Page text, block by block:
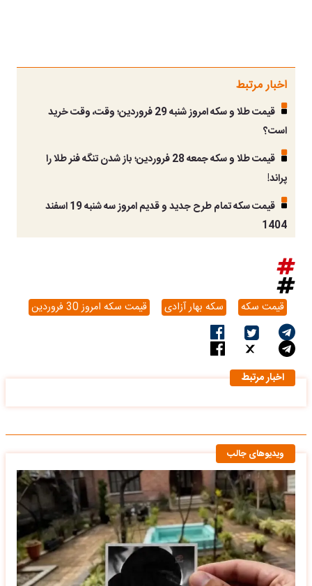
اخبار مرتبط
قیمت طلا و سکه امروز شنبه 29 فروردین؛ وقت، وقت خرید
است؟
قیمت طلا و سکه جمعه 28 فروردین؛ باز شدن تنگه فنر طلا را
پراند!
قیمت سکه تمام طرح جدید و قدیم امروز سه شنبه 19 اسفند
1404
قیمت سکه سکه بهار آزادی قیمت سکه امروز 30 فروردین
اخبار مرتبط
ویدیوهای جالب